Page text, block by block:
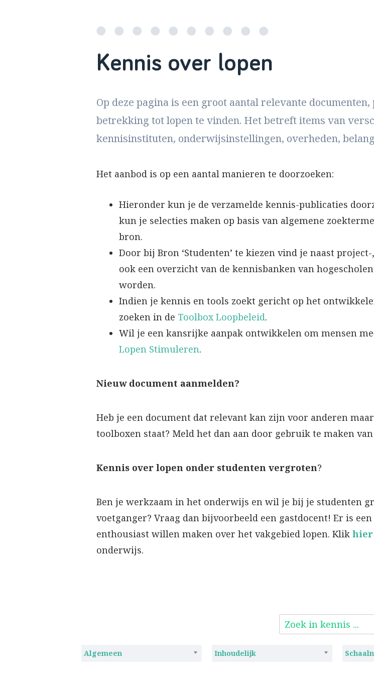
Kennis over lopen
Op deze pagina is een groot aantal relevante
betrekking tot lopen te vinden. Het betreft items van
kennisinstituten, onderwijsinstellingen, overheden,
Het aanbod is op een aantal manieren te doorzoeken:
Hieronder kun je de verzamelde kennis-publicaties
kun je selecties maken op basis van algemene
bron.
Door bij Bron ‘Studenten’ te kiezen vind je naast
ook een overzicht van de kennisbanken van
worden.
Indien je kennis en tools zoekt gericht op het
zoeken in de Toolbox Loopbeleid.
Wil je een kansrijke aanpak ontwikkelen om mensen
Lopen Stimuleren.
Nieuw document aanmelden?
Heb je een document dat relevant kan zijn voor anderen
toolboxen staat? Meld het dan aan door gebruik te maken
Kennis over lopen onder studenten vergroten?
Ben je werkzaam in het onderwijs en wil je bij je studenten
voetganger? Vraag dan bijvoorbeeld een gastdocent! Er is
enthousiast willen maken over het vakgebied lopen. Klik hier
onderwijs.
Algemeen Inhoudelijk